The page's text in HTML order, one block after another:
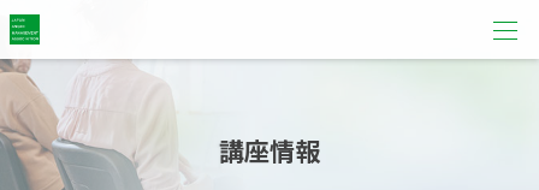
講座情報